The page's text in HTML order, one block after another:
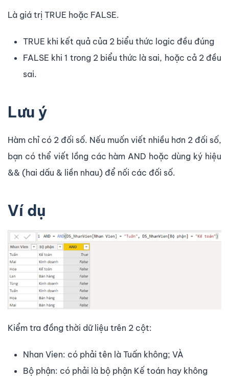
Là giá trị TRUE hoặc FALSE.
TRUE khi kết quả của 2 biểu thức logic đều đúng
FALSE khi 1 trong 2 biểu thức là sai, hoặc cả 2 đều
sai.
Lưu ý
Hàm chỉ có 2 đối số. Nếu muốn viết nhiều hơn 2 đối số,
bạn có thể viết lồng các hàm AND hoặc dùng ký hiệu
&& (hai dấu & liền nhau) để nối các đối số.
Ví dụ
Kiểm tra đồng thời dữ liệu trên 2 cột:
Nhan Vien: có phải tên là Tuấn không; VÀ
Bộ phận: có phải là bộ phận Kế toán hay không